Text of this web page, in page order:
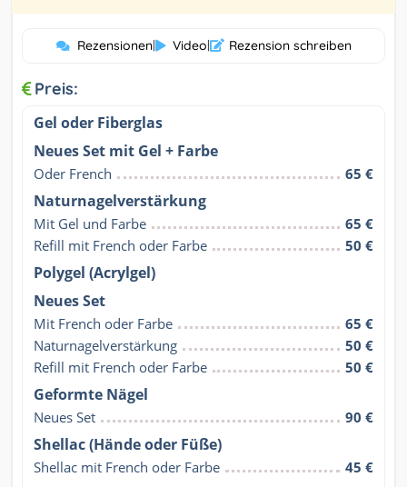
Rezensionen| Video| Rezension schreiben
Preis:
Gel oder Fiberglas
Neues Set mit Gel + Farbe
Oder French 65 €
Naturnagelverstärkung
Mit Gel und Farbe
65 €
Refill mit French oder Farbe
50 €
Polygel (Acrylgel)
Neues Set
Mit French oder Farbe
65 €
Naturnagelverstärkung
50 €
Refill mit French oder Farbe
50 €
Geformte Nägel
Neues Set 90 €
Shellac (Hände oder Füße)
Shellac mit French oder Farbe 45 €